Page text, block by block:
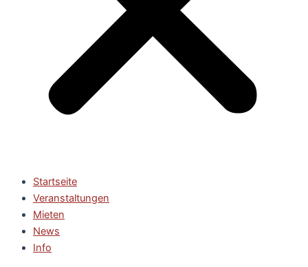
Startseite
Veranstaltungen
Mieten
News
Info